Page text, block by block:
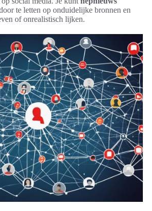
te letten op onduidelijke bronnen en
of onrealistisch lijken.